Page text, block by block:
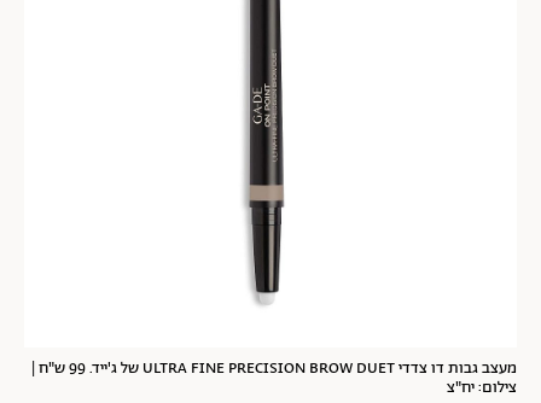
מעצב גבות דו צדדי ULTRA FINE PRECISION BROW DUET של ג'ייד. 99 ש"ח |
צילום: יח"צ